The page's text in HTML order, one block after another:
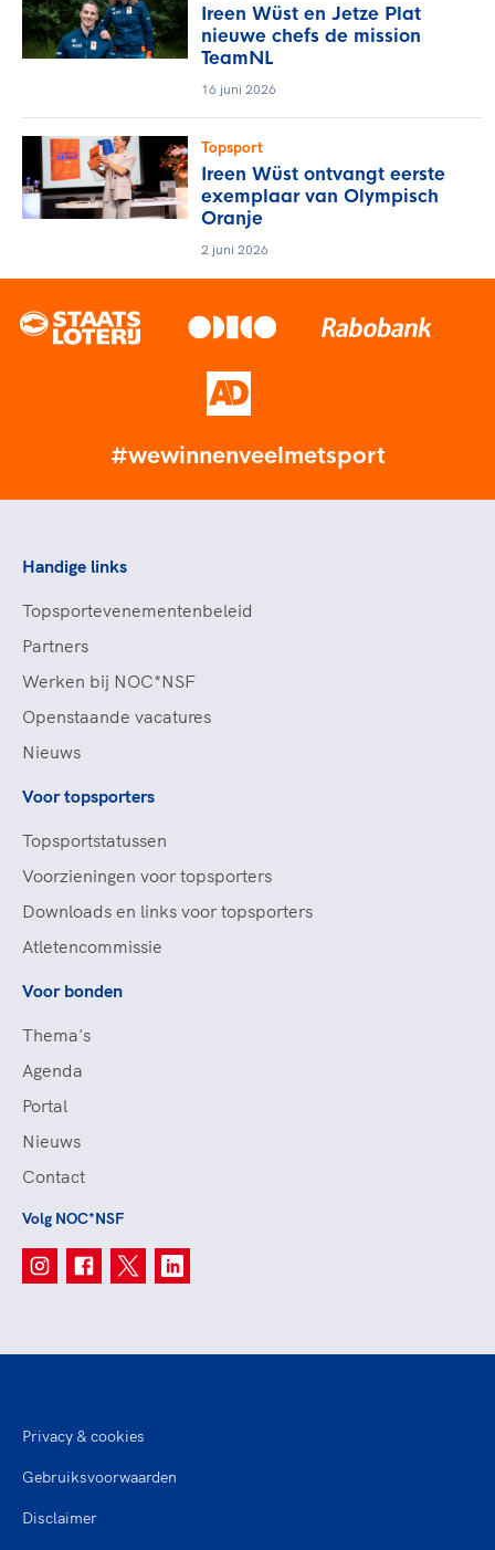
Ireen Wüst en Jetze Plat
nieuwe chefs de mission
TeamNL
16 juni 2026
Topsport
Ireen Wüst ontvangt eerste
exemplaar van Olympisch
Oranje
2 juni 2026
#wewinnenveelmetsport
Handige links
Topsportevenementenbeleid
Partners
Werken bij NOC*NSF
Openstaande vacatures
Nieuws
Voor topsporters
Topsportstatussen
Voorzieningen voor topsporters
Downloads en links voor topsporters
Atletencommissie
Voor bonden
Thema's
Agenda
Portal
Nieuws
Contact
Volg NOC*NSF
Privacy & cookies
Gebruiksvoorwaarden
Disclaimer